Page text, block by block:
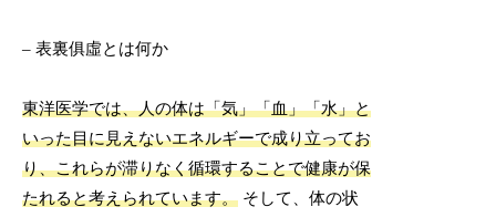
– 表裏俱虛とは何か
東洋医学では、人の体は「気」「血」「水」と
いった目に見えないエネルギーで成り立ってお
り、これらが滞りなく循環することで健康が保
たれると考えられています。 そして、体の状